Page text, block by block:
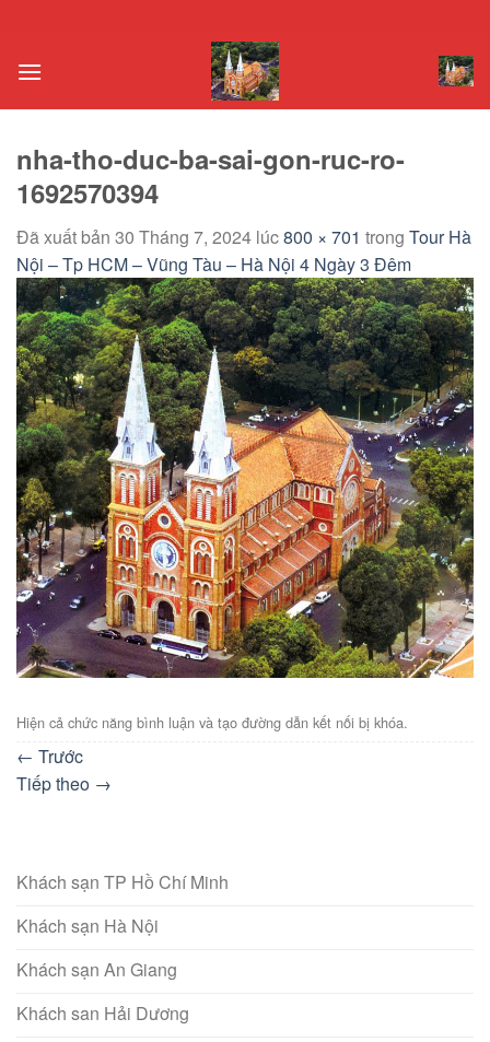
nội
nha-tho-duc-ba-sai-gon-ruc-ro-
1692570394
Đã xuất bản 30 Tháng 7, 2024 lúc800 × 701 trong Tour Hà
Nội – Tp HCM – Vũng Tàu – Hà Nội 4 Ngày 3 Đêm
Hiện cả chức năng bình luận và tạo đường dẫn kết nối bị khóa.
← Trước
Tiếp theo →
Khách sạn TP Hồ Chí Minh
Khách sạn Hà Nội
Khách sạn An Giang
Khách san Hải Dương